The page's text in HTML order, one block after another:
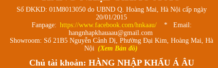
Số ĐKKD: 01M8013050 do UBND Q. Hoàng Mai, Hà Nội cấp ngày
20/01/2015
Fanpage: https://www.facebook.com/hnkaau/
* Email:
hangnhapkhauaau@gmail.com
Showroom: Số 21B5 Nguyễn Cảnh Dị, Phường Đại Kim, Hoàng Mai, Hà
Nội (Xem Bản đồ)
Chủ tài khoản: HÀNG NHẬP KHẨU Á ÂU